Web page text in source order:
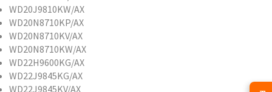
WD20J9810KW/AX
WD20N8710KP/AX
WD20N8710KV/AX
WD20N8710KW/AX
WD22H9600KG/AX
WD22J9845KG/AX
WD22J9845KV/AX